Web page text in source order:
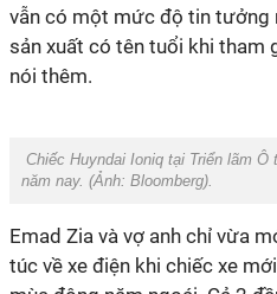
vẫn có một mức độ tin tưởng
sản xuất có tên tuổi khi tham
nói thêm.
Chiếc Huyndai Ioniq tại Triển lãm
năm nay. (Ảnh: Bloomberg).
Emad Zia và vợ anh chỉ vừa
túc về xe điện khi chiếc xe